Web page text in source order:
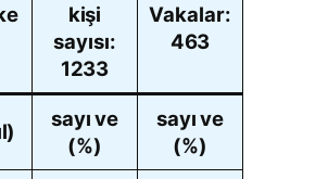
kişi
sayısı:
1233
Vakalar:
463
sayı ve
(%)
sayı ve
(%)